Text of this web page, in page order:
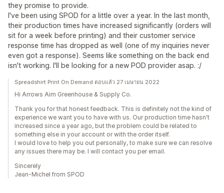
they promise to provide.
I've been using SPOD for a little over a year. In the last month,
their production times have increased significantly (orders will
sit for a week before printing) and their customer service
response time has dropped as well (one of my inquiries never
even got a response). Seems like something on the back end
isn't working. I'll be looking for a new POD provider asap. :/
Spreadshirt Print On Demand ตอบแล้ว 27 เมษายน 2022
Hi Arrows Aim Greenhouse & Supply Co.
Thank you for that honest feedback. This is definitely not the kind of
experience we want you to have with us. Our production time hasn't
increased since a year ago, but the problem could be related to
something else in your account or with the order itself.
I would love to help you out personally, to make sure we can resolve
any issues there may be. I will contact you per email.
Sincerely
Jean-Michel from SPOD